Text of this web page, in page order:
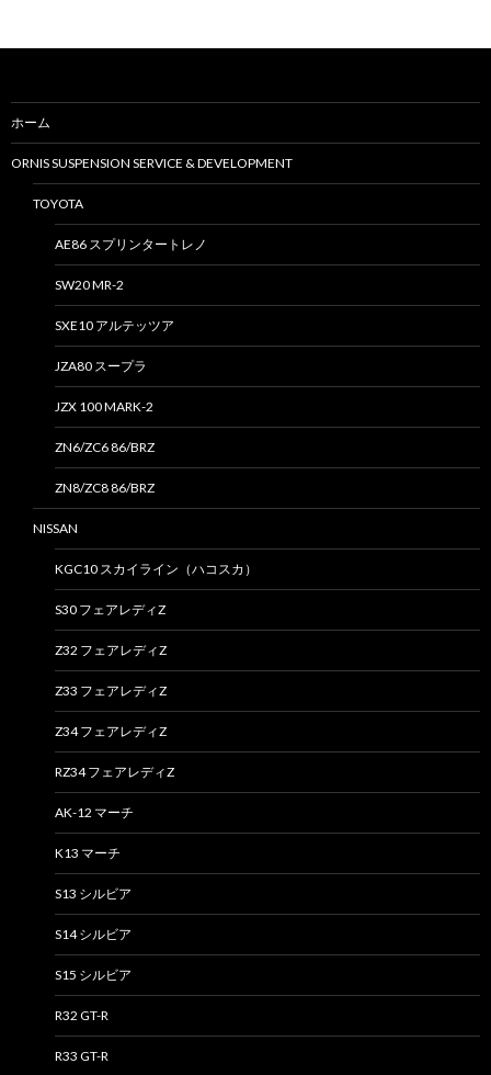
ホーム
ORNIS SUSPENSION SERVICE & DEVELOPMENT
TOYOTA
AE86 スプリンタートレノ
SW20 MR-2
SXE10 アルテッツア
JZA80 スープラ
JZX 100 MARK-2
ZN6/ZC6 86/BRZ
ZN8/ZC8 86/BRZ
NISSAN
KGC10 スカイライン（ハコスカ）
S30 フェアレディZ
Z32 フェアレディZ
Z33 フェアレディZ
Z34 フェアレディZ
RZ34 フェアレディZ
AK-12 マーチ
K13 マーチ
S13 シルビア
S14 シルビア
S15 シルビア
R32 GT-R
R33 GT-R